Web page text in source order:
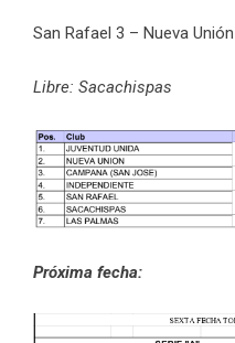
San Rafael 3 – Nueva
Libre: Sacachispas
Próxima fecha: